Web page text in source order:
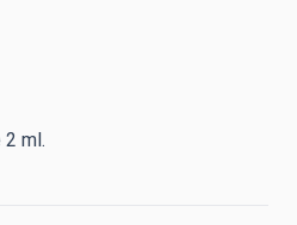
ml.